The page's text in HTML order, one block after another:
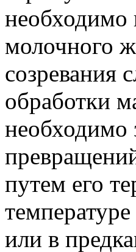
необходимо
молочного
созревания
обработки
необходимо
путем его
или в